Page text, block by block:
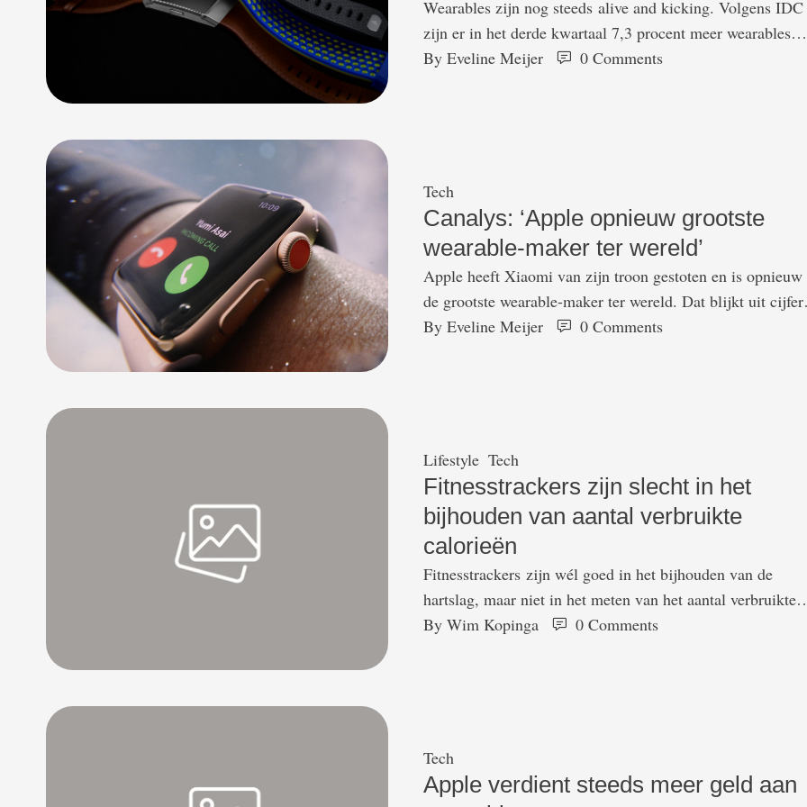
Wearables zijn nog steeds alive and kicking. Volgens IDC
zijn er in het derde kwartaal 7,3 procent meer wearables
verkocht dan in dezelfde periode een jaar eerder. Maar nog
By Eveline Meijer 0 Comments
Tech
Canalys: ‘Apple opnieuw grootste
wearable-maker ter wereld’
Apple heeft Xiaomi van zijn troon gestoten en is opnieuw
de grootste wearable-maker ter wereld. Dat blijkt uit cijfers
van Canalys. Onder meer de Apple Watch series 3 verkocht
By Eveline Meijer 0 Comments
Lifestyle Tech
Fitnesstrackers zijn slecht in het
bijhouden van aantal verbruikte
calorieën
Fitnesstrackers zijn wél goed in het bijhouden van de
hartslag, maar niet in het meten van het aantal verbruikte
calorieën. Dat blijkt uit onderzoek van Stanford. Uit het
By Wim Kopinga 0 Comments
Tech
Apple verdient steeds meer geld aan